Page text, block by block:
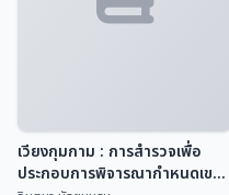
เวียงกุมกาม : การสำรวจเพื่อ
ประกอบการพิจารณากำหนดเขต